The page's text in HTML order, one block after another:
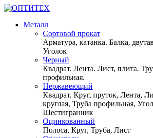
Металл
Сортовой прокат
Арматура, катанка. Балка,
Уголок
Черный
Квадрат. Лента. Лист, плита.
профильная.
Нержавеющий
Квадрат, Круг, пруток, Лента,
круглая, Труба профильная,
Шестигранник
Оцинкованный
Полоса, Круг, Труба, Лист